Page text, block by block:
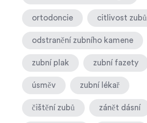
ortodoncie citlivost zubů
odstranění zubního kamene
zubní plak zubní fazety
úsměv zubní lékař
čištění zubů zánět dásní